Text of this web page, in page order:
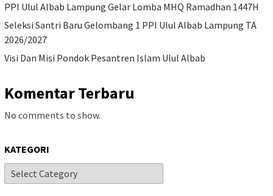
PPI Ulul Albab Lampung Gelar Lomba MHQ Ramadhan 1447H
Seleksi Santri Baru Gelombang 1 PPI Ulul Albab Lampung TA
2026/2027
Visi Dan Misi Pondok Pesantren Islam Ulul Albab
Komentar Terbaru
No comments to show.
KATEGORI